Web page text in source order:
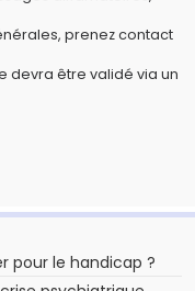
prenez contact
devra être validé via un
pour le handicap ?